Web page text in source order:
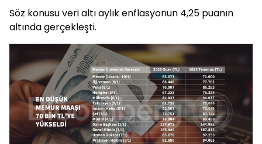
Söz konusu veri altı aylık enflasyonun 4,25 puanın
altında gerçekleşti.